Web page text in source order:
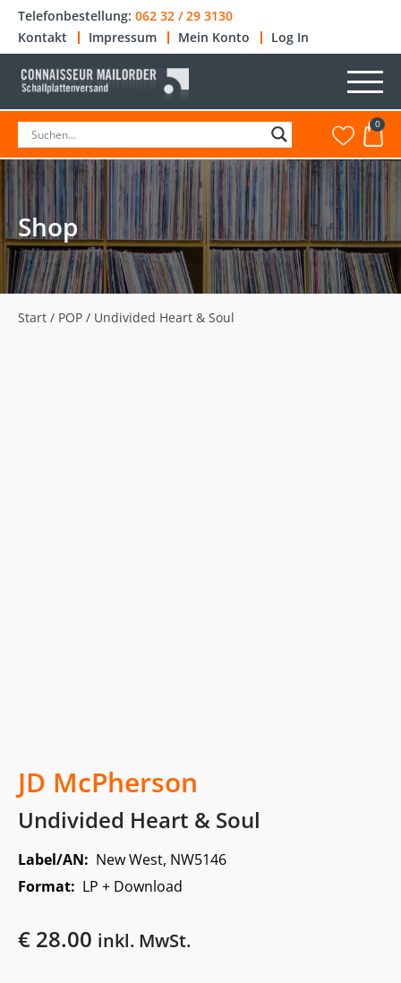
Telefonbestellung: 062 32 / 29 3130
Kontakt
Impressum Mein Konto Log In
0
Shop
Start / POP / Undivided Heart & Soul
JD McPherson
Undivided Heart & Soul
Label/AN: New West, NW5146
Format: LP + Download
€ 28.00 inkl. MwSt.